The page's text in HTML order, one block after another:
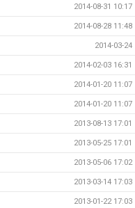
2014-08-31 10:17
2014-08-28 11:48
2014-03-24
2014-02-03 16:31
2014-01-20 11:07
2014-01-20 11:07
2013-08-13 17:01
2013-05-25 17:01
2013-05-06 17:02
2013-03-14 17:03
2013-01-22 17:03